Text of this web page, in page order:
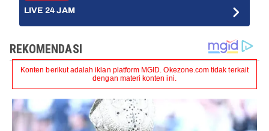
LIVE 24 JAM